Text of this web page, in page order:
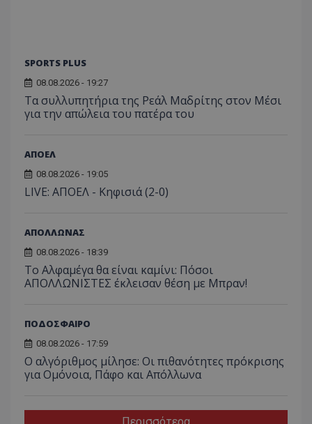
SPORTS PLUS
08.08.2026 - 19:27
Τα συλλυπητήρια της Ρεάλ Μαδρίτης στον Μέσι
για την απώλεια του πατέρα του
ΑΠΟΕΛ
08.08.2026 - 19:05
LIVE: ΑΠΟΕΛ - Κηφισιά (2-0)
ΑΠΟΛΛΩΝΑΣ
08.08.2026 - 18:39
Το Αλφαμέγα θα είναι καμίνι: Πόσοι
ΑΠΟΛΛΩΝΙΣΤΕΣ έκλεισαν θέση με Μπραν!
ΠΟΔΟΣΦΑΙΡΟ
08.08.2026 - 17:59
Ο αλγόριθμος μίλησε: Οι πιθανότητες πρόκρισης
για Ομόνοια, Πάφο και Απόλλωνα